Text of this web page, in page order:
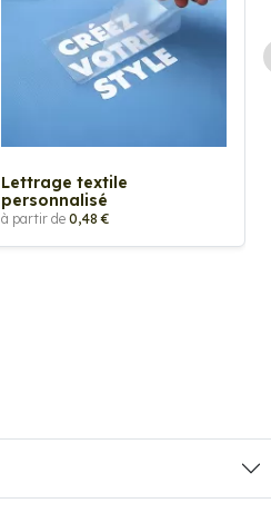
Lettrage textile
personnalisé
à partir de 0,48 €